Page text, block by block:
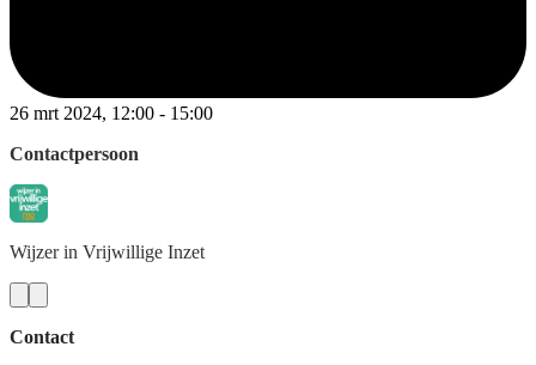
26 mrt 2024, 12:00 - 15:00
Contactpersoon
Wijzer in Vrijwillige Inzet
Contact